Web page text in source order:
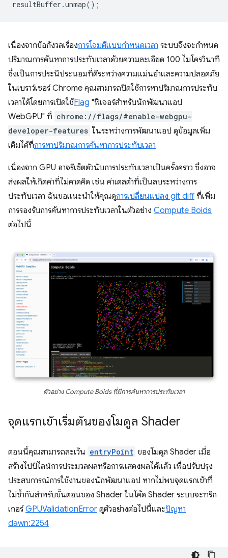
resultBuffer .unmap();
เนื่องจากข้อกังวลเรื่องการโจมตีแบบกำหนดเวลา ระบบจึงจะกำหนด
ปริมาณการค้นหาการประทับเวลาด้วยความละเอียด 100 ไมโครวินาที
ซึ่งเป็นการประนีประนอมที่ดีระหว่างความแม่นยำและความปลอดภัย
ในเบราว์เซอร์ Chrome คุณสามารถปิดใช้การหาปริมาณการประทับ
เวลาได้โดยการเปิดใช้Flag "ฟีเจอร์สำหรับนักพัฒนาแอป
WebGPU" ที่ chrome://flags/#enable-webgpu-
developer-features ในระหว่างการพัฒนาแอป ดูข้อมูลเพิ่ม
เติมได้ที่การหาปริมาณการค้นหาการประทับเวลา
เนื่องจาก GPU อาจรีเซ็ตตัวนับการประทับเวลาเป็นครั้งคราว ซึ่งอาจ
ส่งผลให้เกิดค่าที่ไม่คาดคิด เช่น ค่าเดลต้าที่เป็นลบระหว่างการ
ประทับเวลา ฉันขอแนะนำให้คุณดูการเปลี่ยนแปลง git diff ที่เพิ่ม
การรองรับการค้นหาการประทับเวลาในตัวอย่าง Compute Boids
ต่อไปนี้
ตัวอย่าง Compute Boids ที่มีการค้นหาการประทับเวลา
จุดแรกเข้าเริ่มต้นของโมดูล Shader
ตอนนี้คุณสามารถละเว้น entryPoint ของโมดูล Shader เมื่อ
สร้างไปป์ไลน์การประมวลผลหรือการแสดงผลได้แล้ว เพื่อปรับปรุง
ประสบการณ์การใช้งานของนักพัฒนาแอป หากไม่พบจุดแรกเข้าที่
ไม่ซ้ำกันสำหรับขั้นตอนของ Shader ในโค้ด Shader ระบบจะทริก
เกอร์GPUValidationError ดูตัวอย่างต่อไปนี้และปัญหา
dawn:2254